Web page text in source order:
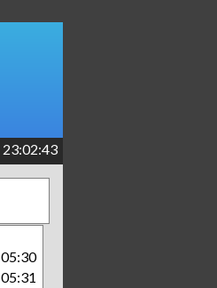
23:02:43
05:30
05:31